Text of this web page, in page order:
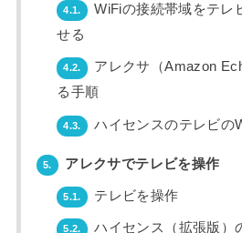
4.1.
WiFiの接続帯域をテレ
せる
4.2.
アレクサ（Amazon
る手順
4.3. ハイセンスのテレビの
5. アレクサでテレビを操作
5.1. テレビを操作
5.2. ハイセンス（拡張版）